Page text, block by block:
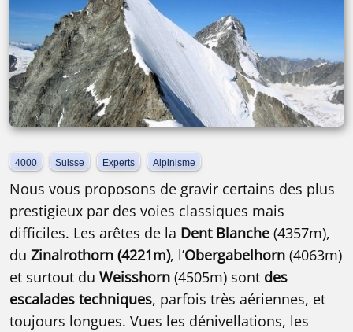
4000 Suisse Experts Alpinisme
Nous vous proposons de gravir certains des plus
prestigieux par des voies classiques mais
difficiles. Les arêtes de la Dent Blanche (4357m),
du Zinalrothorn (4221m), l’Obergabelhorn (4063m)
et surtout du Weisshorn (4505m) sont des
escalades techniques, parfois très aériennes, et
toujours longues. Vues les dénivellations, les